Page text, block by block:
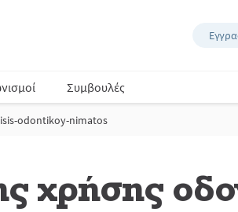
Συμβουλές
odontikoy-nimatos
χρήσης